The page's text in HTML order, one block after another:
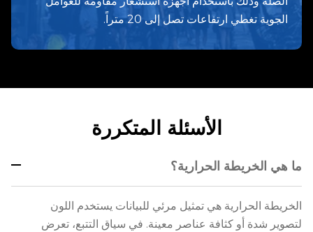
الجوية تغطي ارتفاعات تصل إلى 20 متراً.
الأسئلة المتكررة
ما هي الخريطة الحرارية؟
الخريطة الحرارية هي تمثيل مرئي للبيانات يستخدم اللون
لتصوير شدة أو كثافة عناصر معينة. في سياق التتبع، تعرض